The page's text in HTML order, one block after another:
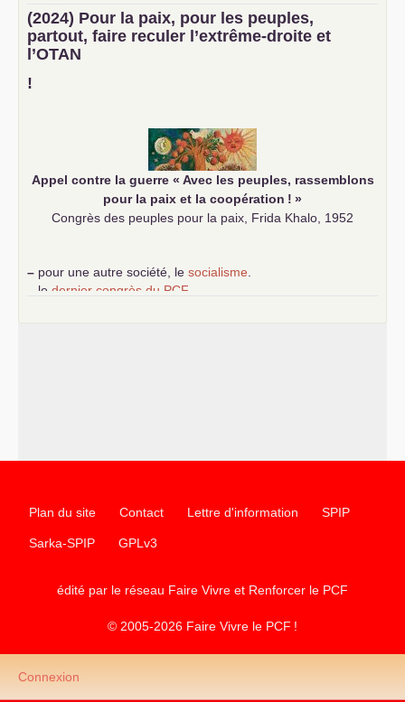
–
un texte de Jean-Claude Delaunay
le marxisme est la
science sociale de notre temps
–un appel proposé aux partis communistes et ouvrier
d’Europe
–
(2024) Pour la paix, pour les peuples,
partout, faire reculer l’extrême-droite et
l’OTAN
!
Appel contre la guerre « Avec les peuples, rassemblons
pour la paix et la coopération ! »
Congrès des peuples pour la paix, Frida Khalo, 1952
– pour une autre société, le socialisme
le dernier congrès du PCF
Plan du site Contact Lettre d'information SPIP
Sarka-SPIP GPLv3
édité par le réseau Faire Vivre et Renforcer le PCF
© 2005-2026 Faire Vivre le PCF !
Connexion